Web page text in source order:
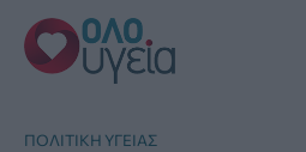
Μετάβαση
στο
περιεχόμενο
ΠΟΛΙΤΙΚΉ ΥΓΕΊΑΣ